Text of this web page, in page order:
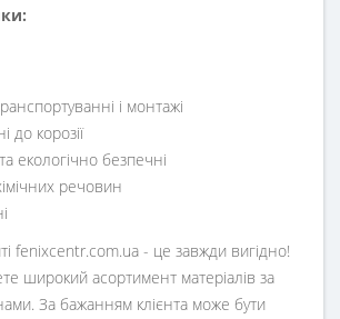
і монтажі
до корозії
та екологічно безпечні
речовин
fenixcentr.com.ua - це завжди вигідно!
широкий асортимент матеріалів за
За бажанням клієнта може бути